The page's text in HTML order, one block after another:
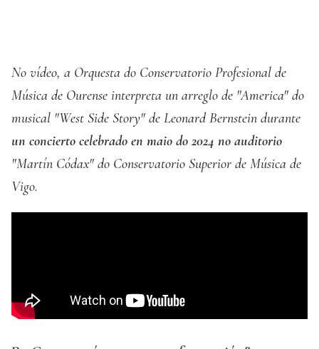
No vídeo, a Orquesta do Conservatorio Profesional de
Música de Ourense interpreta un arreglo de "America" do
musical "West Side Story" de Leonard Bernstein durante
un concierto celebrado en maio do 2024 no auditorio
"Martín Códax" do Conservatorio Superior de Música de
Vigo.